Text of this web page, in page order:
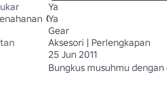
Ya
Ya
Gear
Aksesori | Perlengkapan
25 Jun 2011
Bungkus musuhmu